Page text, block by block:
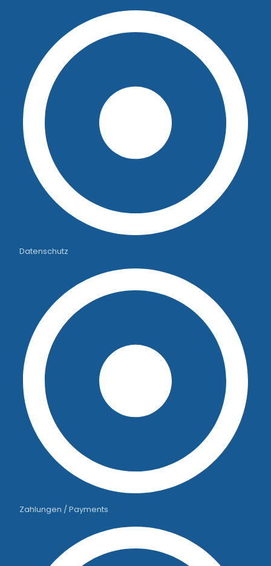
Datenschutz
Zahlungen / Payments